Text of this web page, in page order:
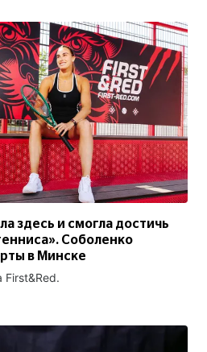
здесь и смогла достичь
Соболенко
в Минске